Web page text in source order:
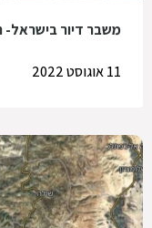
משבר דיור בישראל-
11 אוגוסט 2022